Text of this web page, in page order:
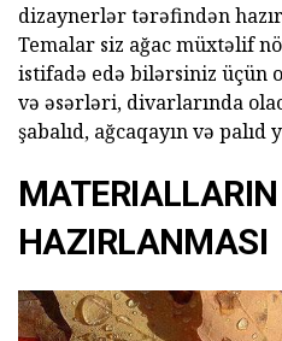
dizaynerlər tərəfindən
Temalar siz ağac müxtəlif
istifadə edə bilərsiniz üçün
və əsərləri, divarlarında
şabalıd, ağcaqayın və palıd
MATERIALLARIN
HAZIRLANMASI